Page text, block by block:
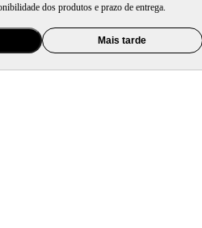
dos produtos e prazo de entrega.
Mais tarde